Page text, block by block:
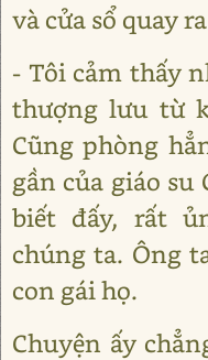
và cửa sổ quay
- Tôi cảm thấy
thượng lưu từ
Cũng phòng
gần của giáo
biết đấy, rất
chúng ta. Ông
con gái họ.
Chuyện ấy